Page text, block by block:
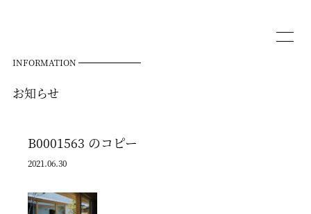
INFORMATION
お知らせ
B0001563 のコピー
2021.06.30